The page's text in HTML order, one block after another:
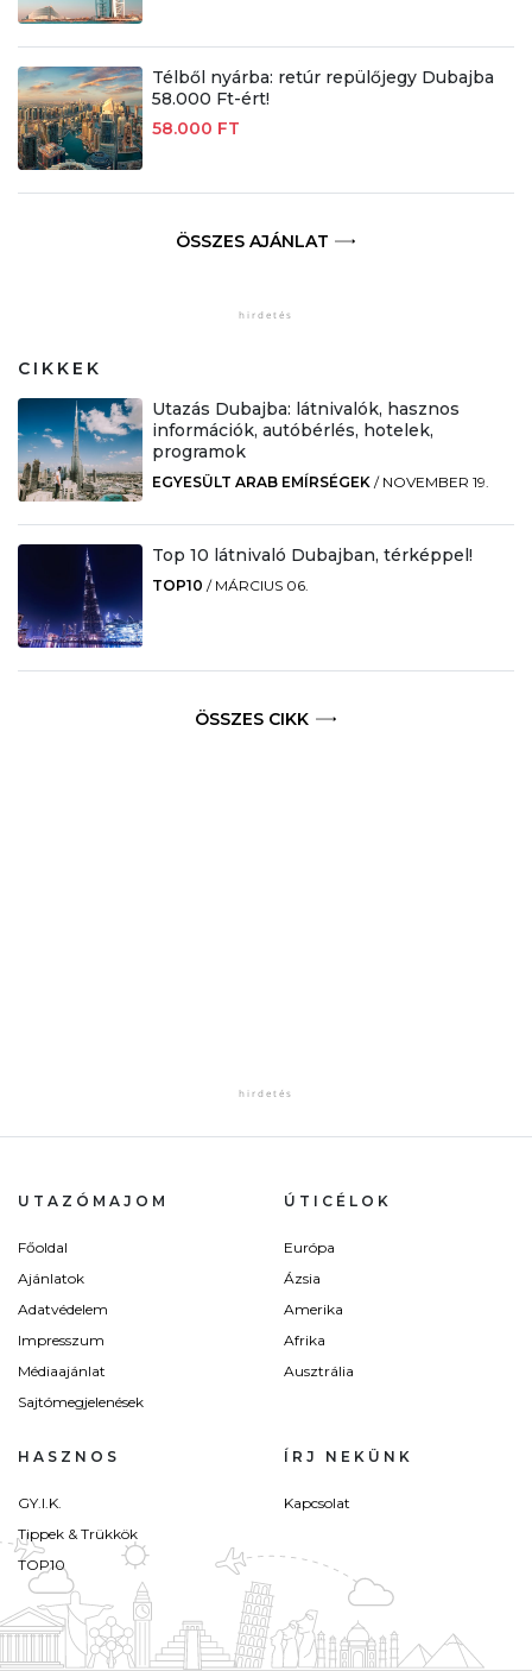
Télből nyárba: retúr repülőjegy Dubajba
58.000 Ft-ért!
58.000 FT
ÖSSZES AJÁNLAT
CIKKEK
Utazás Dubajba: látnivalók, hasznos
információk, autóbérlés, hotelek,
programok
EGYESÜLT ARAB EMÍRSÉGEK / NOVEMBER 19.
Top 10 látnivaló Dubajban, térképpel!
TOP10 / MÁRCIUS 06.
ÖSSZES CIKK
UTAZÓMAJOM
Főoldal
Ajánlatok
Adatvédelem
Impresszum
Médiaajánlat
Sajtómegjelenések
ÚTICÉLOK
Európa
Ázsia
Amerika
Afrika
Ausztrália
HASZNOS
GY.I.K.
Tippek & Trükkök
TOP10
ÍRJ NEKÜNK
Kapcsolat